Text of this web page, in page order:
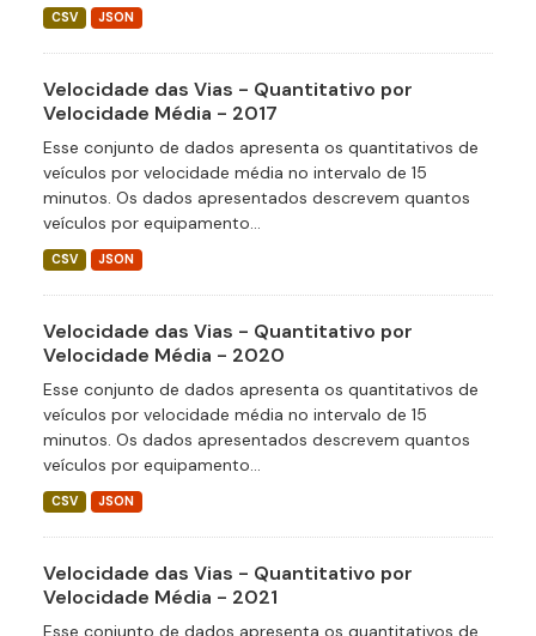
CSV JSON
Velocidade das Vias - Quantitativo por
Velocidade Média - 2017
Esse conjunto de dados apresenta os quantitativos de
veículos por velocidade média no intervalo de 15
minutos. Os dados apresentados descrevem quantos
veículos por equipamento...
CSV JSON
Velocidade das Vias - Quantitativo por
Velocidade Média - 2020
Esse conjunto de dados apresenta os quantitativos de
veículos por velocidade média no intervalo de 15
minutos. Os dados apresentados descrevem quantos
veículos por equipamento...
CSV JSON
Velocidade das Vias - Quantitativo por
Velocidade Média - 2021
Esse conjunto de dados apresenta os quantitativos de